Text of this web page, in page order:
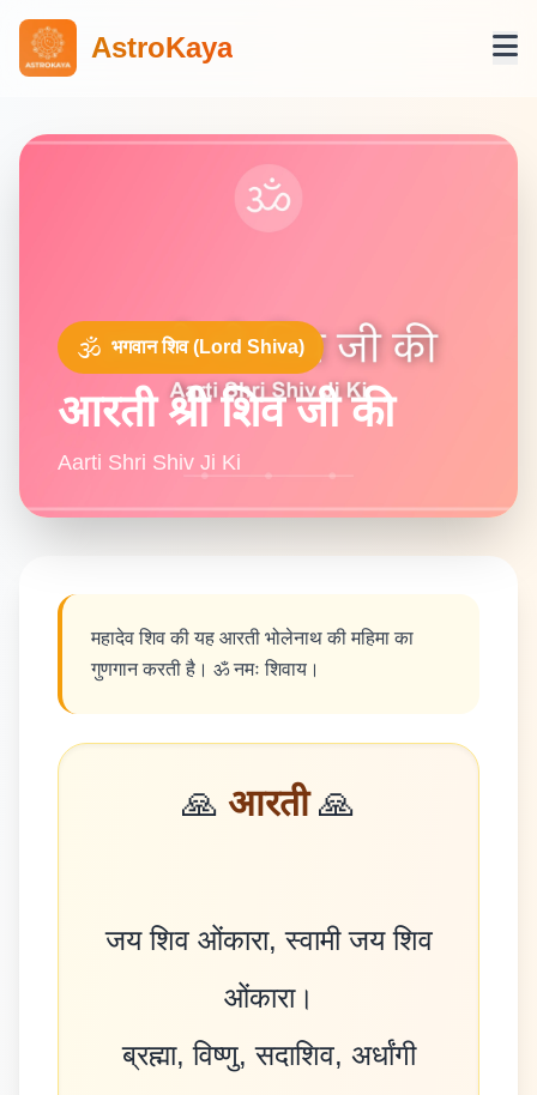
AstroKaya
🕉️ भगवान शिव (Lord Shiva)
आरती श्री शिव जी की
Aarti Shri Shiv Ji Ki
महादेव शिव की यह आरती भोलेनाथ की महिमा का
गुणगान करती है। ॐ नमः शिवाय।
🙏 आरती 🙏
जय शिव ओंकारा, स्वामी जय शिव
ओंकारा।
ब्रह्मा, विष्णु, सदाशिव, अर्धांगी